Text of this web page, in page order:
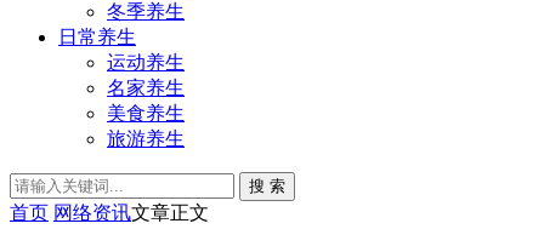
冬季养生
日常养生
运动养生
名家养生
美食养生
旅游养生
搜 索
首页 网络资讯文章正文